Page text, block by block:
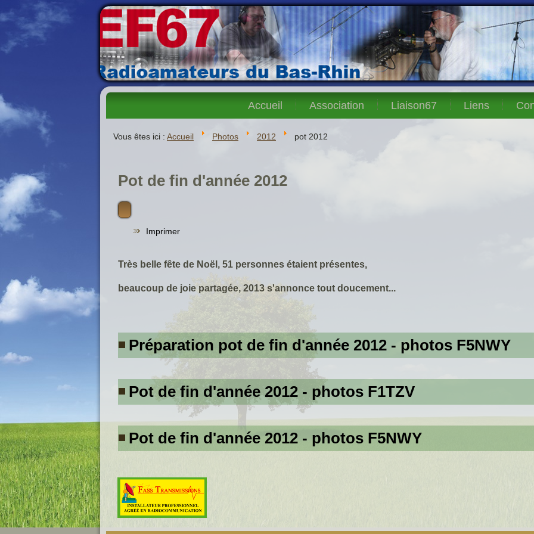
Accueil Association Liaison67 Liens
Vous êtes ici : Accueil Photos 2012 pot 2012
Pot de fin d'année 2012
Imprimer
Très belle fête de Noël, 51 personnes étaient présentes,
beaucoup de joie partagée, 2013 s'annonce tout doucement...
Préparation pot de fin d'année 2012 - photos F5NWY
Pot de fin d'année 2012 - photos F1TZV
Pot de fin d'année 2012 - photos F5NWY